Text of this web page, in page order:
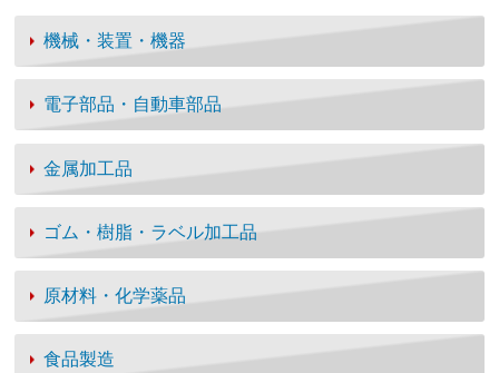
機械・装置・機器
電子部品・自動車部品
金属加工品
ゴム・樹脂・ラベル加工品
原材料・化学薬品
食品製造